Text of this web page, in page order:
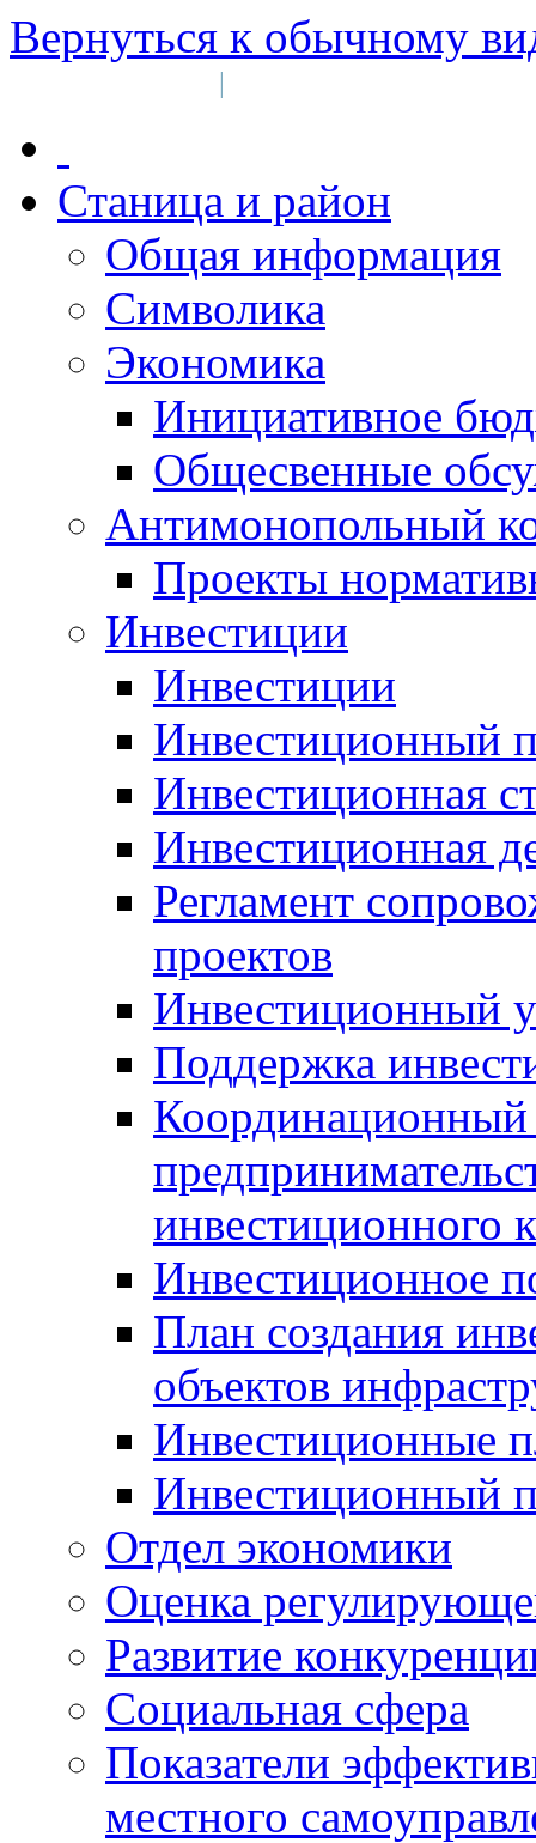
Вернуться к обычному
|
Станица и район
Общая информация
Символика
Экономика
Инициативное
Общесвенные
Антимонопольный
Проекты
Инвестиции
Инвестиции
Инвестиционный
Инвестиционная
Инвестиционная
Регламент
проектов
Инвестиционный
Поддержка
Координационный
инвестиционного
Инвестиционное
План создания
объектов
Инвестиционные
Инвестиционный
Отдел экономики
Оценка
Развитие
Социальная сфера
Показатели
местного